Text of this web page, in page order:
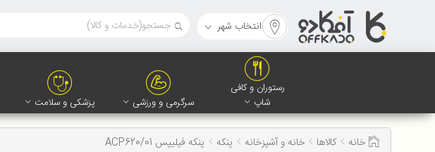
انتخاب شهر
رستوران و کافی
شاپ
سرگرمی و ورزشی پزشکی و سلامت
خانه کالاها خانه و آشپزخانه پنکه پنکه فیلیپس ACP620/01